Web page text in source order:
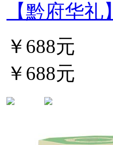
【黔府华礼】
￥688元
￥688元